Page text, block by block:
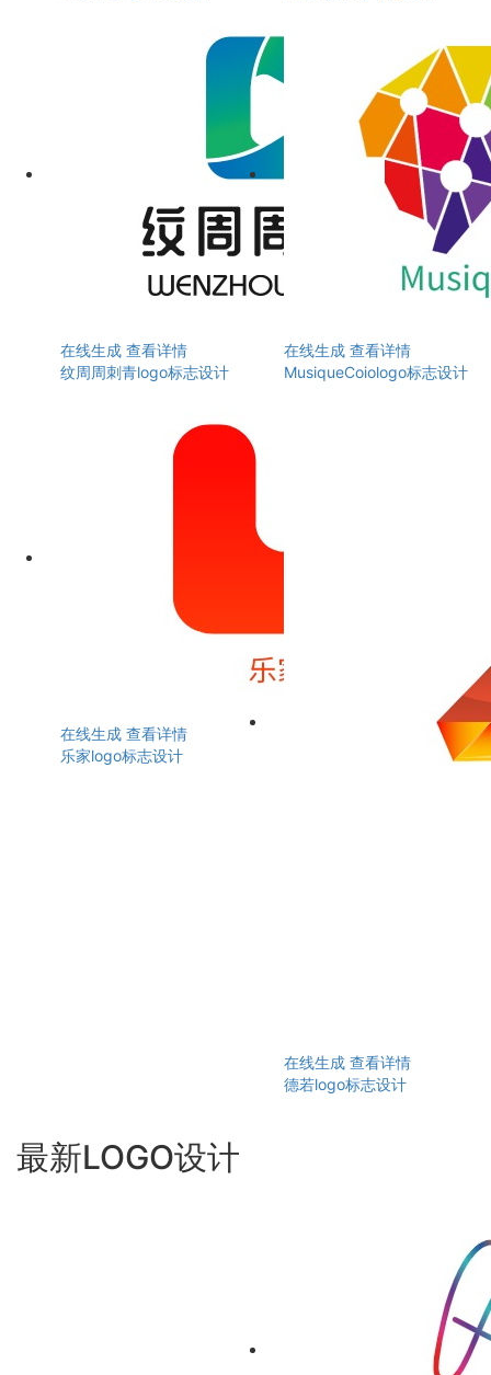
在线生成 查看详情
纹周周刺青logo标志设计
在线生成 查看详情
MusiqueCoiologo标志设计
在线生成 查看详情
乐家logo标志设计
在线生成 查看详情
德若logo标志设计
最新LOGO设计